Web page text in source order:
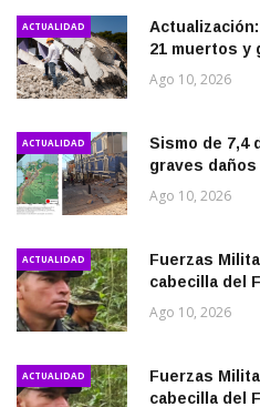
ACTUALIDAD
21 muertos y
Ago 10, 2026
ACTUALIDAD
Sismo de 7,4
graves
Ago 10, 2026
ACTUALIDAD
Fuerzas
cabecilla del
Ago 10, 2026
ACTUALIDAD
Fuerzas
cabecilla del